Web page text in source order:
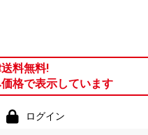
送料無料!
格で表示しています
ログイン